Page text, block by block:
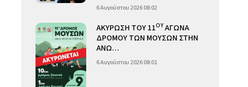
6 Αυγούστου 2026 08:02
ΑΚΥΡΩΣΗ ΤΟΥ 11ΟΥΑΓΩΝΑ
ΔΡΟΜΟΥ ΤΩΝ ΜΟΥΣΩΝ ΣΤΗΝ
ΑΝΩ…
6 Αυγούστου 2026 08:01